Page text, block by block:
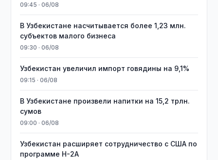
09:45 · 06/08
В Узбекистане насчитывается более 1,23 млн.
субъектов малого бизнеса
09:30 · 06/08
Узбекистан увеличил импорт говядины на 9,1%
09:15 · 06/08
В Узбекистане произвели напитки на 15,2 трлн.
сумов
09:00 · 06/08
Узбекистан расширяет сотрудничество с США по
программе H-2A